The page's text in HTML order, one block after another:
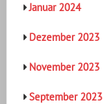
Januar 2024
Dezember 2023
November 2023
September 2023